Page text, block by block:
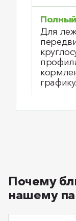
Для
графику.
Почему
нашему